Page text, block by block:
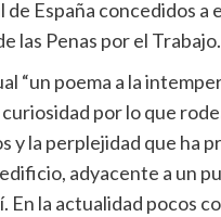
España concedidos a
las Penas por el Trabajo.
“un poema a la
por lo que
y la perplejidad que ha
adyacente a un
la actualidad pocos